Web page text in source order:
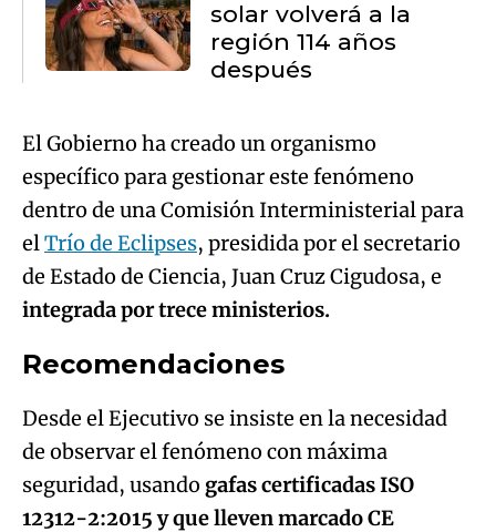
solar volverá a la
región 114 años
después
El Gobierno ha creado un organismo
específico para gestionar este fenómeno
dentro de una Comisión Interministerial para
elTrío de Eclipses, presidida por el secretario
de Estado de Ciencia, Juan Cruz Cigudosa, e
integrada por trece ministerios.
Recomendaciones
Desde el Ejecutivo se insiste en la necesidad
de observar el fenómeno con máxima
seguridad, usando gafas certificadas ISO
12312-2:2015 y que lleven marcado CE